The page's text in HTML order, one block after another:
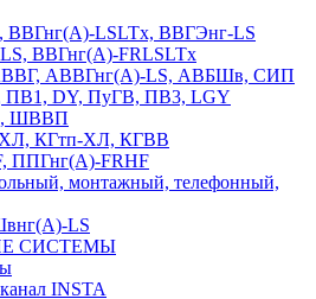
ВВГнг(А)-LSLTx, ВВГЭнг-LS
ВВГнг(А)-FRLSLTx
АВВГнг(А)-LS, АВБШв, СИП
ПВ1, DY, ПуГВ, ПВ3, LGY
ШВВП
КГтп-ХЛ, КГВВ
ППГнг(А)-FRHF
монтажный, телефонный,
LS
СИСТЕМЫ
INSTA